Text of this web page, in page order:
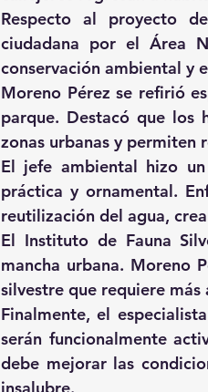
Respecto al proyecto
ciudadana por el Área
conservación ambiental y
Moreno Pérez se refirió
parque. Destacó que los
zonas urbanas y permiten
El jefe ambiental hizo
práctica y ornamental.
reutilización del agua,
El Instituto de Fauna
mancha urbana. Moreno
silvestre que requiere más
Finalmente, el
serán funcionalmente
debe mejorar las
insalubre.